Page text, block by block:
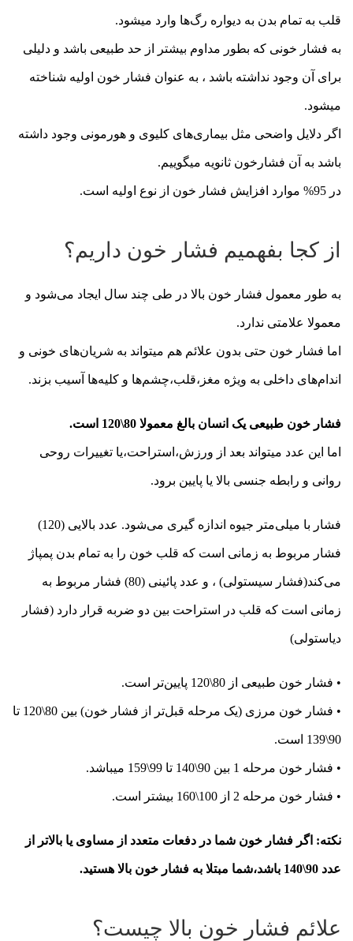
قلب به تمام بدن به دیواره رگ‌ها وارد میشود.
به فشار خونی که بطور مداوم بیشتر از حد طبیعی باشد و دلیلی
برای آن وجود نداشته باشد ، به عنوان فشار خون اولیه شناخته
میشود.
اگر دلایل واضحی مثل بیماری‌های کلیوی و هورمونی وجود داشته
باشد به آن فشارخون ثانویه میگوییم.
در 95% موارد افزایش فشار خون از نوع اولیه است.
از کجا بفهمیم فشار خون داریم؟
به طور معمول فشار خون بالا در طی چند سال ایجاد می‌شود و
معمولا علامتی ندارد.
اما فشار خون حتی بدون علائم هم میتواند به شریان‌های خونی و
اندام‌های داخلی به ویژه مغز،قلب،چشم‌ها و کلیه‌ها آسیب بزند.
فشار خون طبیعی یک انسان بالغ معمولا 80\120 است.
اما این عدد میتواند بعد از ورزش،استراحت،یا تغییرات روحی
روانی و رابطه جنسی بالا یا پایین برود.
فشار با میلی‌متر جیوه اندازه گیری می‌شود. عدد بالایی (120)
فشار مربوط به زمانی است که قلب خون را به تمام بدن پمپاژ
می‌کند(فشار سیستولی) ، و عدد پائینی (80) فشار مربوط به
زمانی است که قلب در استراحت بین دو ضربه قرار دارد (فشار
دیاستولی)
• فشار خون طبیعی از 80\120 پایین‌تر است.
• فشار خون مرزی (یک مرحله قبل‌تر از فشار خون) بین 80\120 تا
90\139 است.
• فشار خون مرحله 1 بین 90\140 تا 99\159 میباشد.
• فشار خون مرحله 2 از 100\160 بیشتر است.
نکته: اگر فشار خون شما در دفعات متعدد از مساوی یا بالاتر از
عدد 90\140 باشد،شما مبتلا به فشار خون بالا هستید.
علائم فشار خون بالا چیست؟